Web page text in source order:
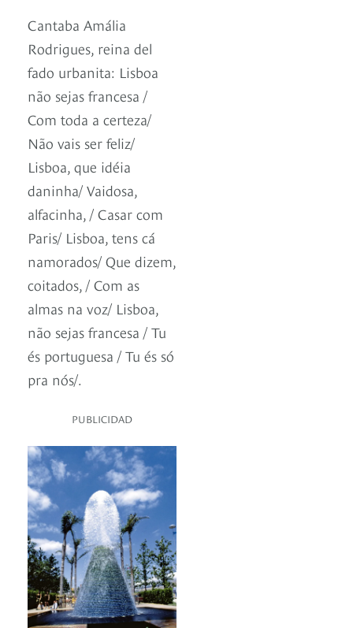
Cantaba Amália
Rodrigues, reina del
fado urbanita: Lisboa
não sejas francesa /
Com toda a certeza/
Não vais ser feliz/
Lisboa, que idéia
daninha/ Vaidosa,
alfacinha, / Casar com
Paris/ Lisboa, tens cá
namorados/ Que dizem,
coitados, / Com as
almas na voz/ Lisboa,
não sejas francesa / Tu
és portuguesa / Tu és só
pra nós/.
PUBLICIDAD